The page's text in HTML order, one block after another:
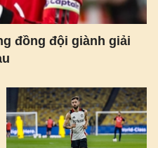
đồng đội giành giải